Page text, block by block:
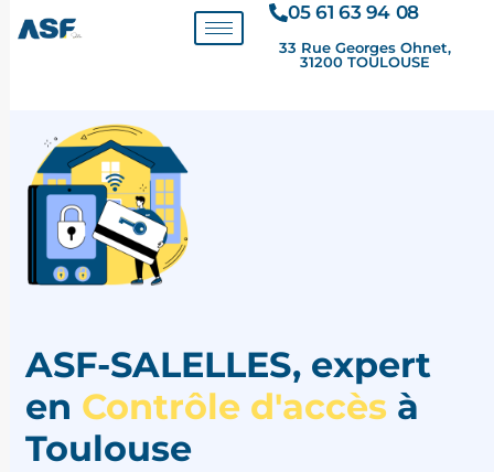
Aller
au
05 61 63 94 08
33 Rue Georges Ohnet,
31200 TOULOUSE
ASF-SALELLES, expert
en Contrôle d'accès à
Toulouse